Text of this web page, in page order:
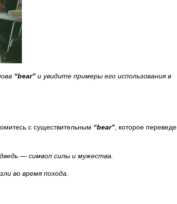
“bear” и увидите примеры его использования в
с существительным “bear” , которое
— символ силы и мужества.
во время похода.